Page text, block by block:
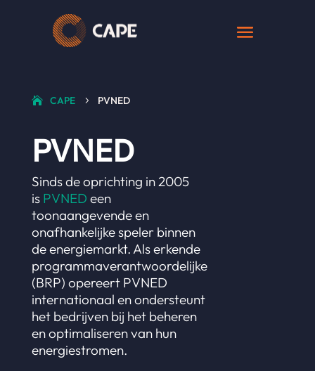
CAPE 5 PVNED
PVNED
Sinds de oprichting in 2005
is PVNED een
toonaangevende en
onafhankelijke speler binnen
de energiemarkt. Als erkende
programmaverantwoordelijke
(BRP) opereert PVNED
internationaal en ondersteunt
het bedrijven bij het beheren
en optimaliseren van hun
energiestromen.